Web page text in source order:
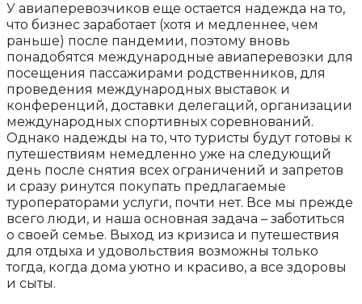
У авиаперевозчиков еще остается надежда на то,
что бизнес заработает (хотя и медленнее, чем
раньше) после пандемии, поэтому вновь
понадобятся международные авиаперевозки для
посещения пассажирами родственников, для
проведения международных выставок и
конференций, доставки делегаций, организации
международных спортивных соревнований.
Однако надежды на то, что туристы будут готовы к
путешествиям немедленно уже на следующий
день после снятия всех ограничений и запретов
и сразу ринутся покупать предлагаемые
туроператорами услуги, почти нет. Все мы прежде
всего люди, и наша основная задача – заботиться
о своей семье. Выход из кризиса и путешествия
для отдыха и удовольствия возможны только
тогда, когда дома уютно и красиво, а все здоровы
и сыты.